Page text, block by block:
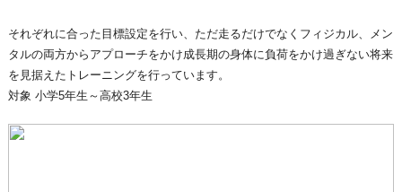
それぞれに合った目標設定を行い、ただ走るだけでなくフィジカル、メン
タルの両方からアプローチをかけ成長期の身体に負荷をかけ過ぎない将来
を見据えたトレーニングを行っています。
対象 小学5年生～高校3年生​